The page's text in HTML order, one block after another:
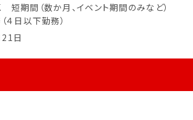
短期間（数か月、イベント期間のみなど）
４日以下勤務）
日